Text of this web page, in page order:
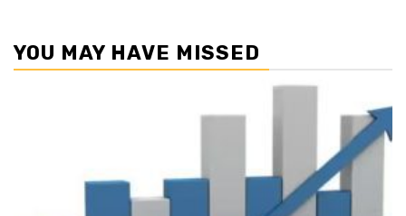
YOU MAY HAVE MISSED